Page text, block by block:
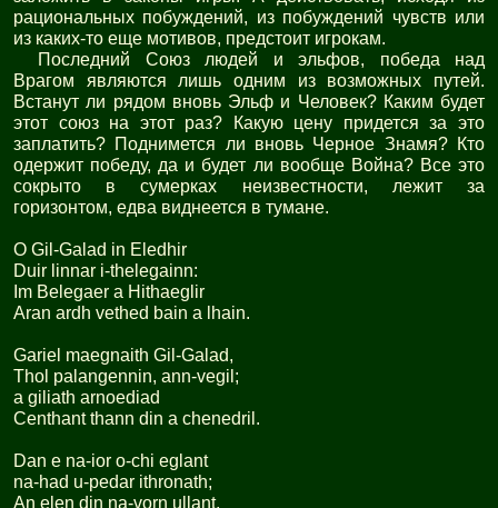
рациональных побуждений, из побуждений чувств или
из каких-то еще мотивов, предстоит игрокам.
Последний Союз людей и эльфов, победа над
Врагом являются лишь одним из возможных путей.
Встанут ли рядом вновь Эльф и Человек? Каким будет
этот союз на этот раз? Какую цену придется за это
заплатить? Поднимется ли вновь Черное Знамя? Кто
одержит победу, да и будет ли вообще Война? Все это
сокрыто в сумерках неизвестности, лежит за
горизонтом, едва виднеется в тумане.
O Gil-Galad in Eledhir
Duir linnar i-thelegainn:
Im Belegaer a Hithaeglir
Aran ardh vethed bain a lhain.
Gariel maegnaith Gil-Galad,
Thol palangennin, ann-vegil;
a giliath arnoediad
Centhant thann din a chenedril.
Dan e na-ior o-chi eglant
na-had u-pedar ithronath;
An elen din na-vorn ullant,